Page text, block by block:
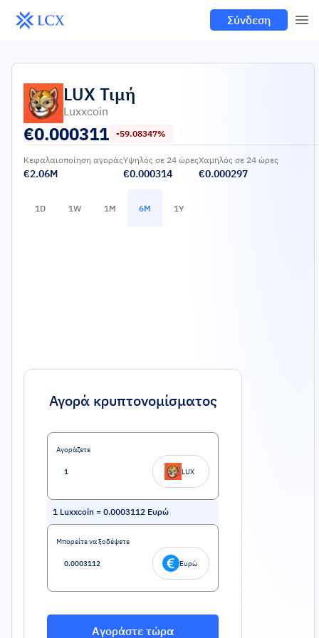
Σύνδεση
LUX Τιμή
Luxxcoin
€0.000311 -59.08347%
Κεφαλαιοποίηση αγοράς
€2.06M
Υψηλός σε 24 ώρες
€0.000314
Χαμηλός σε 24 ώρες
€0.000297
1D 1W 1M 6M 1Y
Αγορά κρυπτονομίσματος
Αγοράζετε
LUX
1 Luxxcoin = 0.0003112 Ευρώ
Μπορείτε να ξοδέψετε
Ευρώ
Αγοράστε τώρα